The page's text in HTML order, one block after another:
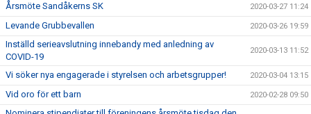
Årsmöte Sandåkerns SK 2020-03-27 11:24
Levande Grubbevallen 2020-03-26 19:59
Inställd serieavslutning innebandy med anledning av
COVID-19
2020-03-13 11:52
Vi söker nya engagerade i styrelsen och arbetsgrupper! 2020-03-04 13:15
Vid oro för ett barn 2020-02-28 09:50